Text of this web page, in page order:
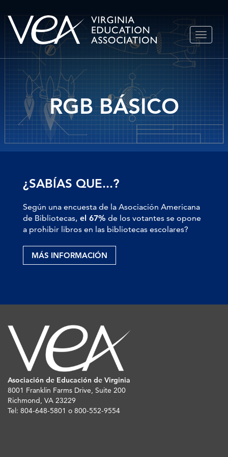
Ir
contenido
RGB BÁSICO
¿SABÍAS QUE...?
Según una encuesta de la Asociación Americana
de Bibliotecas, el 67% de los votantes se opone
a prohibir libros en las bibliotecas escolares?
MÁS INFORMACIÓN
Asociación de Educación de Virginia
8001 Franklin Farms Drive, Suite 200
Richmond, VA 23229
Tel: 804-648-5801 o 800-552-9554